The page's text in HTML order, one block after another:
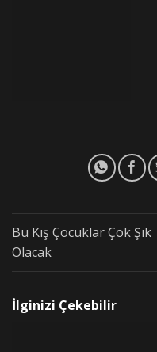
Bu Kış Çocuklar Çok Şık
Olacak
İlginizi Çekebilir